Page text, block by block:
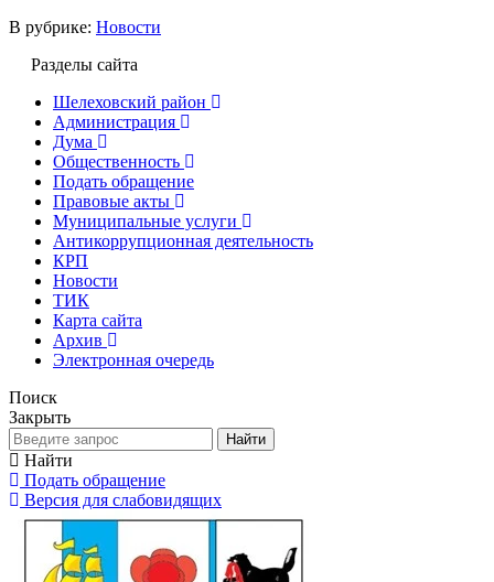
В рубрике: Новости
Разделы сайта
Шелеховский район
Администрация
Дума
Общественность
Подать обращение
Правовые акты
Муниципальные услуги
Антикоррупционная деятельность
КРП
Новости
ТИК
Карта сайта
Архив
Электронная очередь
Поиск
Закрыть
Найти
Найти
Подать обращение
Версия для слабовидящих